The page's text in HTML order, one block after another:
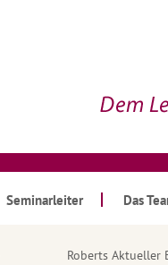
Seminarleiter Das
Roberts Aktueller